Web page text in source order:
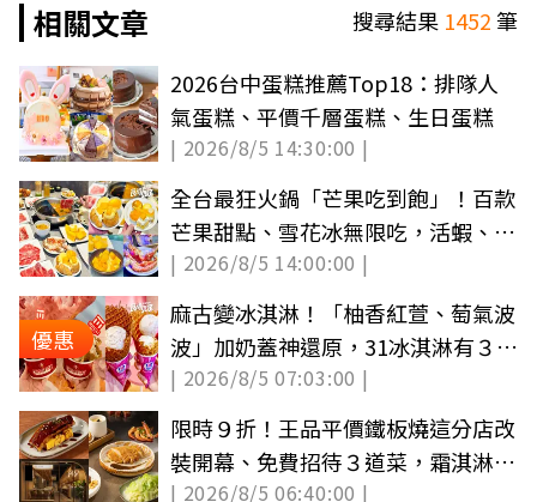
相關文章
搜尋結果 1452筆
2026台中蛋糕推薦Top18：排隊人
氣蛋糕、平價千層蛋糕、生日蛋糕
| 2026/8/5 14:30:00 |
全台最狂火鍋「芒果吃到飽」！百款
芒果甜點、雪花冰無限吃，活蝦、雪
蟹腳任夾
| 2026/8/5 14:00:00 |
優惠
麻古變冰淇淋！「柚香紅萱、萄氣波
波」加奶蓋神還原，31冰淇淋有３、
１多１球
| 2026/8/5 07:03:00 |
限時９折！王品平價鐵板燒這分店改
裝開幕、免費招待３道菜，霜淇淋吃
到飽
| 2026/8/5 06:40:00 |